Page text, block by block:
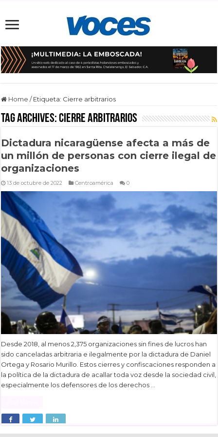
Home / Etiqueta: Cierre arbitrarios
Tag Archives:Cierre arbitrarios
Dictadura nicaragüense afecta a más de
un millón de personas con cierre ilegal de
organizaciones
13 de octubre de 2022 Centroamérica 0
Desde 2018, al menos 2,375 organizaciones sin fines de lucros han
sido canceladas arbitraria e ilegalmente por la dictadura de Daniel
Ortega y Rosario Murillo. Estos cierres y confiscaciones responden a
la política de la dictadura de acallar toda voz desde la sociedad civil,
especialmente los defensores de los derechos …